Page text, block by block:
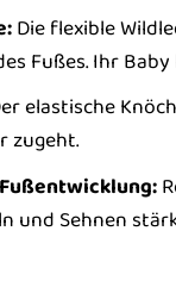
Die flexible
Fußes. Ihr
elastische
zugeht.
und Sehnen